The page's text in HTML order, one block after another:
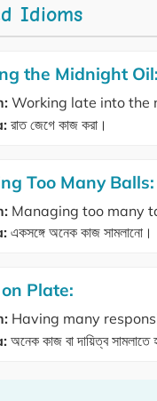
Idioms
the Midnight Oil:
Working late into the
রাত জেগে কাজ করা।
Too Many Balls:
Managing too many
একসঙ্গে অনেক কাজ সামলানো।
Plate:
Having many
অনেক কাজ বা দায়িত্ব সামলাতে